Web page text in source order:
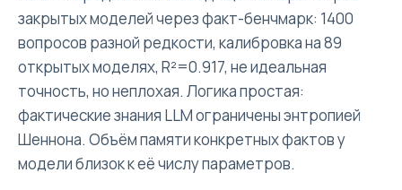
закрытых моделей через факт-бенчмарк: 1400
вопросов разной редкости, калибровка на 89
открытых моделях, R²=0.917, не идеальная
точность, но неплохая. Логика простая:
фактические знания LLM ограничены энтропией
Шеннона. Объём памяти конкретных фактов у
модели близок к её числу параметров.